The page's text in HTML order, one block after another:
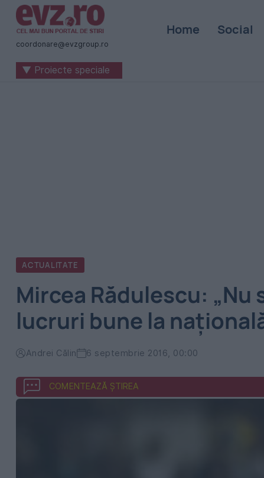
Știri
naționale
internaționale
coordonare@evzgroup.ro
Home Social
▼ Proiecte speciale
ACTUALITATE
Mircea Rădulescu:
lucruri bune la
Andrei Călin 6 septembrie 2016, 00:00
COMENTEAZĂ ȘTIREA